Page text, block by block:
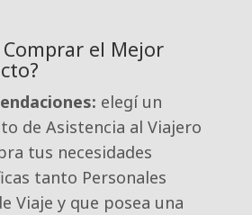
Comprar el Mejor
elegí un
de Asistencia al Viajero
tus necesidades
tanto Personales
Viaje y que posea una